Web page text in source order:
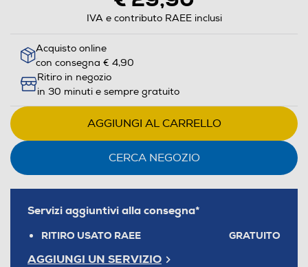
IVA e contributo RAEE inclusi
Acquisto online
con consegna € 4,90
Ritiro in negozio
in 30 minuti e sempre gratuito
AGGIUNGI AL CARRELLO
CERCA NEGOZIO
Servizi aggiuntivi alla consegna*
RITIRO USATO RAEE GRATUITO
AGGIUNGI UN SERVIZIO